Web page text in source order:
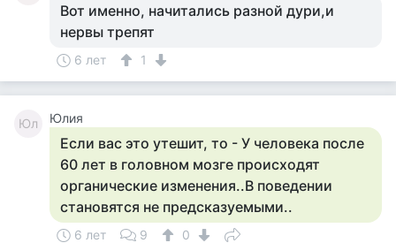
Вот именно, начитались разной дури,и
нервы трепят
6 лет 1
Юл Юлия
Если вас это утешит, то - У человека после
60 лет в головном мозге происходят
органические изменения..В поведении
становятся не предсказуемыми..
6 лет 9
0